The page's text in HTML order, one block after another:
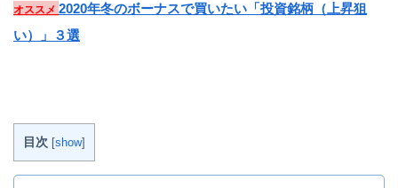
オススメ 2020年冬のボーナスで買いたい「投資銘柄（上昇狙
い）」３選
目次 [show]